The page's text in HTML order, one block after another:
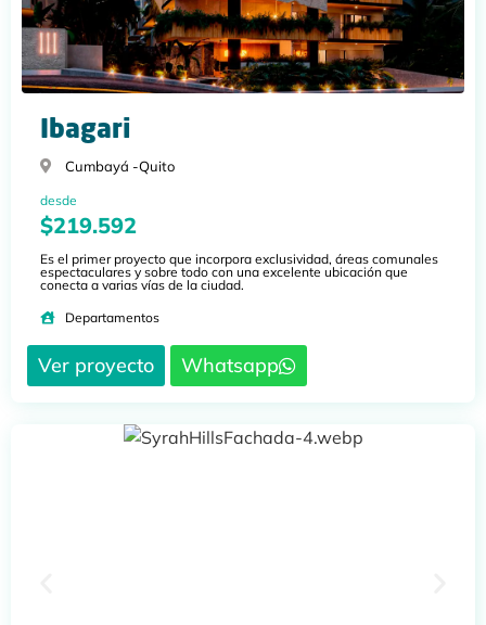
Ibagari
Cumbayá -Quito
desde
$219.592
Es el primer proyecto que incorpora exclusividad, áreas comunales
espectaculares y sobre todo con una excelente ubicación que
conecta a varias vías de la ciudad.
Departamentos
Ver proyecto Whatsapp